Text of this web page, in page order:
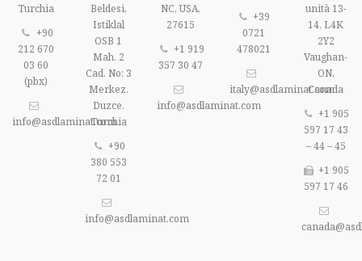
Turchia
+90
212 670
03 60
(pbx)
info@asdlaminat.com
Beldesi,
Istiklal
OSB 1
Mah. 2
Cad. No: 3
Merkez,
Duzce,
Turchia
+90
380 553
72 01
info@asdlaminat.com
NC, USA,
27615
+1 919
357 30 47
info@asdlaminat.com
+39
0721
478021
italy@asdlaminat.com
unità 13-
14, L4K
2Y2
Vaughan-
ON,
Canada
+1 905
597 17 43
– 44 – 45
+1 905
597 17 46